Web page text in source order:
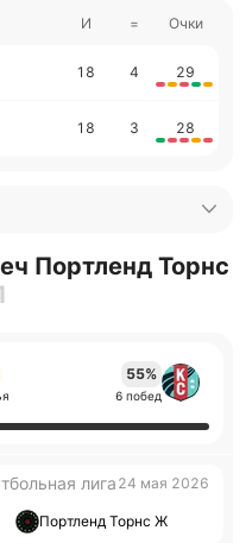
И = Очки
18 4 29
18 3 28
Портленд Торнс
55%
6 побед
лига24 мая 2026
Портленд Торнс Ж